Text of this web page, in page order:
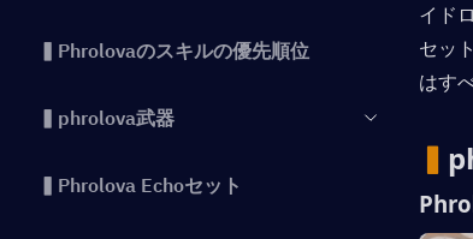
▍Phrolovaのスキルの優先順位
▍phrolova武器
▍Phrolova Echoセット
イド
セッ
はす
▍